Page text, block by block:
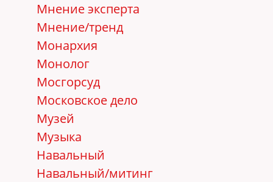
Мнение эксперта
Мнение/тренд
Монархия
Монолог
Мосгорсуд
Московское дело
Музей
Музыка
Навальный
Навальный/митинг